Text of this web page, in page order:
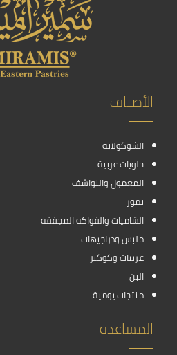
الأصناف
الشوكولاته
حلويات عربية
المعمول والنواشف
تمور
الشاميات والفواكه المجففه
ملبس ودراجيهات
غريبات وكوكيز
البن
منتجات يومية
المساعدة